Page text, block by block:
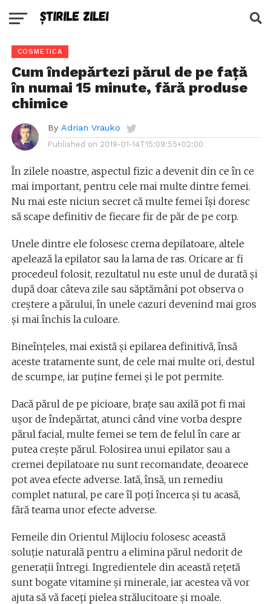
COSMETICA
Cum îndepărtezi părul de pe față
în numai 15 minute, fără produse
chimice
By Adrian Vrauko
Published on 2019-01-14T15:09:55+02:00
În zilele noastre, aspectul fizic a devenit din ce în ce
mai important, pentru cele mai multe dintre femei.
Nu mai este niciun secret că multe femei își doresc
să scape definitiv de fiecare fir de păr de pe corp.
Unele dintre ele folosesc crema depilatoare, altele
apelează la epilator sau la lama de ras. Oricare ar fi
procedeul folosit, rezultatul nu este unul de durată și
după doar câteva zile sau săptămâni pot observa o
creștere a părului, în unele cazuri devenind mai gros
și mai închis la culoare.
Bineînțeles, mai există și epilarea definitivă, însă
aceste tratamente sunt, de cele mai multe ori, destul
de scumpe, iar puține femei și le pot permite.
Dacă părul de pe picioare, brațe sau axilă pot fi mai
ușor de îndepărtat, atunci când vine vorba despre
părul facial, multe femei se tem de felul în care ar
putea crește părul. Folosirea unui epilator sau a
cremei depilatoare nu sunt recomandate, deoarece
pot avea efecte adverse. Iată, însă, un remediu
complet natural, pe care îl poți încerca și tu acasă,
fără teama unor efecte adverse.
Femeile din Orientul Mijlociu folosesc această
soluție naturală pentru a elimina părul nedorit de
generații întregi. Ingredientele din această rețetă
sunt bogate vitamine și minerale, iar acestea vă vor
ajuta să vă faceți pielea strălucitoare și moale.